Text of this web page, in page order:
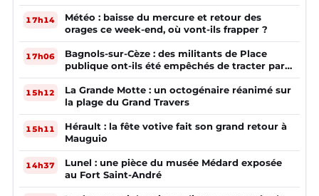
17h14
Météo : baisse du mercure et retour des
orages ce week-end, où vont-ils frapper ?
17h06
Bagnols-sur-Cèze : des militants de Place
publique ont-ils été empêchés de tracter par
la mairie ?
15h12
La Grande Motte : un octogénaire réanimé sur
la plage du Grand Travers
15h11
Hérault : la fête votive fait son grand retour à
Mauguio
14h37
Lunel : une pièce du musée Médard exposée
au Fort Saint-André